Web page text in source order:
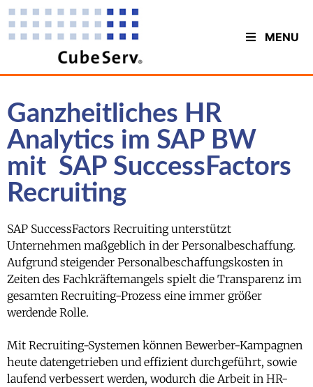
MENU
Ganzheitliches HR
Analytics im SAP BW
mit SAP SuccessFactors
Recruiting
SAP SuccessFactors Recruiting unterstützt
Unternehmen maßgeblich in der Personalbeschaffung.
Aufgrund steigender Personalbeschaffungskosten in
Zeiten des Fachkräftemangels spielt die Transparenz im
gesamten Recruiting-Prozess eine immer größer
werdende Rolle.
Mit Recruiting-Systemen können Bewerber-Kampagnen
heute datengetrieben und effizient durchgeführt, sowie
laufend verbessert werden, wodurch die Arbeit in HR-